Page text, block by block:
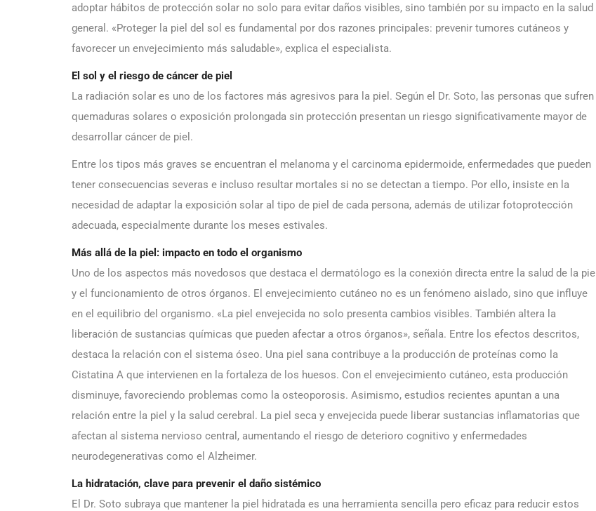
adoptar hábitos de protección solar no solo para evitar daños visibles, sino también por su impacto en la salud
general. «Proteger la piel del sol es fundamental por dos razones principales: prevenir tumores cutáneos y
favorecer un envejecimiento más saludable», explica el especialista.
El sol y el riesgo de cáncer de piel
La radiación solar es uno de los factores más agresivos para la piel. Según el Dr. Soto, las personas que sufren
quemaduras solares o exposición prolongada sin protección presentan un riesgo significativamente mayor de
desarrollar cáncer de piel.
Entre los tipos más graves se encuentran el melanoma y el carcinoma epidermoide, enfermedades que pueden
tener consecuencias severas e incluso resultar mortales si no se detectan a tiempo. Por ello, insiste en la
necesidad de adaptar la exposición solar al tipo de piel de cada persona, además de utilizar fotoprotección
adecuada, especialmente durante los meses estivales.
Más allá de la piel: impacto en todo el organismo
Uno de los aspectos más novedosos que destaca el dermatólogo es la conexión directa entre la salud de la piel
y el funcionamiento de otros órganos. El envejecimiento cutáneo no es un fenómeno aislado, sino que influye
en el equilibrio del organismo. «La piel envejecida no solo presenta cambios visibles. También altera la
liberación de sustancias químicas que pueden afectar a otros órganos», señala. Entre los efectos descritos,
destaca la relación con el sistema óseo. Una piel sana contribuye a la producción de proteínas como la
Cistatina A que intervienen en la fortaleza de los huesos. Con el envejecimiento cutáneo, esta producción
disminuye, favoreciendo problemas como la osteoporosis. Asimismo, estudios recientes apuntan a una
relación entre la piel y la salud cerebral. La piel seca y envejecida puede liberar sustancias inflamatorias que
afectan al sistema nervioso central, aumentando el riesgo de deterioro cognitivo y enfermedades
neurodegenerativas como el Alzheimer.
La hidratación, clave para prevenir el daño sistémico
El Dr. Soto subraya que mantener la piel hidratada es una herramienta sencilla pero eficaz para reducir estos